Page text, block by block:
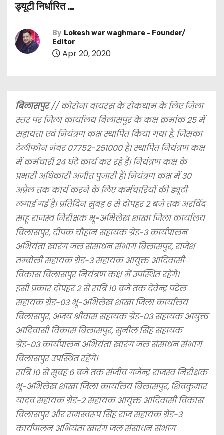
ड्यूटी निर्धारित …
By Lokesh war waghmare - Founder/
Editor
Apr 20, 2020
बिलासपुर// कोरोना वायरस के रोकथाम के लिए जिला
स्तर पर जिला कार्यालय बिलासपुर के कक्ष क्रमांक 25 में
सहायता एवं नियंत्रण कक्ष स्थापित किया गया है, जिसका
टेलीफोन नंबर 07752-251000 है। स्थापित नियंत्रण कक्ष
में कर्मचारी 24 घंटे कार्य कर रहे हैं। नियंत्रण कक्ष के
प्रभारी अधिकारी अजीत पुजारी हैं। नियंत्रण कक्ष में 30
अप्रैल तक कार्य करने के लिए कर्मचारियों की ड्यूटी
लगाई गई है। प्रतिदिन सुबह 6 से दोपहर 2 बजे तक अरविंद
साहू राजस्व निरीक्षक भू-अभिलेख शाखा जिला कार्यालय
बिलासपुर, दीपक चौहान सहायक ग्रेड-3 कार्यपालन
अभियंता खारंग जल संसाधन संभाग बिलासपुर, राजेश
तम्बोली सहायक ग्रेड-3 सहायक आयुक्त आदिवासी
विकास बिलासपुर नियंत्रण कक्ष में उपस्थित रहेंगे।
इसी प्रकार दोपहर 2 से रात्रि 10 बजे तक देवेन्द्र पटेल
सहायक ग्रेड-03 भू-अभिलेख शाखा जिला कार्यालय
बिलासपुर, अजय श्रीवास सहायक ग्रेड-03 सहायक आयुक्त
आदिवासी विकास बिलासपुर, सुनील सिंह सहायक
ग्रेड-03 कार्यपालन अभियंता खारंग जल संसाधन संभाग
बिलासपुर उपस्थित रहेंगे।
रात्रि 10 से सुबह 6 बजे तक संजीव गजेन्द्र राजस्व निरीक्षक
भू-अभिलेख शाखा जिला कार्यालय बिलासपुर, शिवकुमार
यादव सहायक ग्रेड-2 सहायक आयुक्त आदिवासी विकास
बिलासपुर और रामस्वरूप सिंह राज सहायक ग्रेड-3
कार्यपालन अभियंता खारंग जल संसाधन संभाग